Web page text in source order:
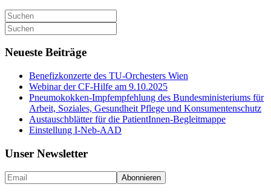
Suche
nach:
Suche
nach:
Neueste Beiträge
Benefizkonzerte des TU-Orchesters Wien
Webinar der CF-Hilfe am 9.10.2025
Pneumokokken-Impfempfehlung des Bundesministeriums für
Arbeit, Soziales, Gesundheit Pflege und Konsumentenschutz
Austauschblätter für die PatientInnen-Begleitmappe
Einstellung I-Neb-AAD
Unser Newsletter